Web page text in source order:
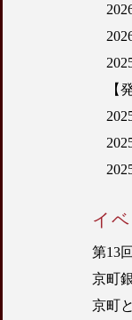
イ
第13
京町
京町
【